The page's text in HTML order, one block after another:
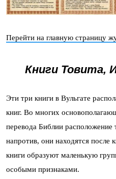
Перейти на главную страницу
Книги Товита,
Эти три книги в Вульгате
книг. Во многих
перевода Библии расположение
напротив, они находятся после
книги образуют маленькую
особыми признаками.